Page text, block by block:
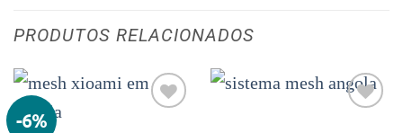
PRODUTOS RELACIONADOS
-6%